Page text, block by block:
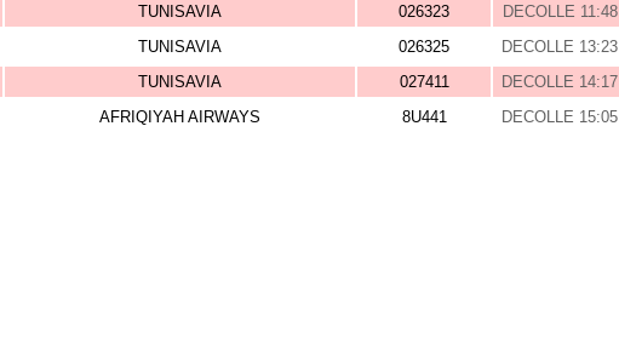
TUNISAVIA 026323
DECOLLE 11:48
TUNISAVIA 026325
DECOLLE 13:23
TUNISAVIA 027411
DECOLLE 14:17
AFRIQIYAH AIRWAYS 8U441 DECOLLE 15:05